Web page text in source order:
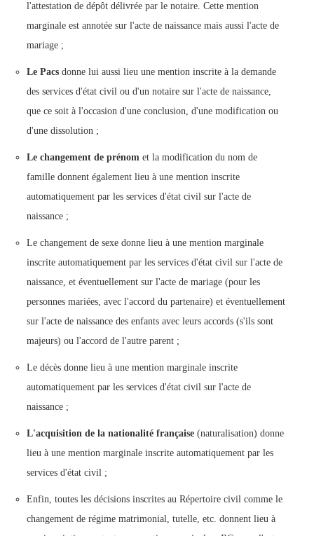
l'attestation de dépôt délivrée par le notaire. Cette mention
marginale est annotée sur l'acte de naissance mais aussi l'acte de
mariage ;
Le Pacs donne lui aussi lieu une mention inscrite à la demande
des services d'état civil ou d'un notaire sur l'acte de naissance,
que ce soit à l'occasion d'une conclusion, d'une modification ou
d'une dissolution ;
Le changement de prénom et la modification du nom de
famille donnent également lieu à une mention inscrite
automatiquement par les services d'état civil sur l'acte de
naissance ;
Le changement de sexe donne lieu à une mention marginale
inscrite automatiquement par les services d'état civil sur l'acte de
naissance, et éventuellement sur l'acte de mariage (pour les
personnes mariées, avec l'accord du partenaire) et éventuellement
sur l'acte de naissance des enfants avec leurs accords (s'ils sont
majeurs) ou l'accord de l'autre parent ;
Le décès donne lieu à une mention marginale inscrite
automatiquement par les services d'état civil sur l'acte de
naissance ;
L'acquisition de la nationalité française (naturalisation) donne
lieu à une mention marginale inscrite automatiquement par les
services d'état civil ;
Enfin, toutes les décisions inscrites au Répertoire civil comme le
changement de régime matrimonial, tutelle, etc. donnent lieu à